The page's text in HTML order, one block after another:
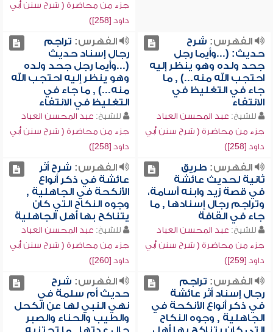
جزء من محاضرة ( شرح سنن أبي
داود [258])
الفهرس: شرح
حديث: (...وأيما رجل
جحد ولده وهو ينظر إليه
احتجب الله منه...) , ما
جاء في التغليظ في
الانتفاء
للشيخ: عبد المحسن العباد
جزء من محاضرة ( شرح سنن أبي
داود [258])
الفهرس: تراجم
رجال إسناد حديث
(...وأيما رجل جحد ولده
وهو ينظر إليه احتجب الله
منه...) , ما جاء في
التغليظ في الانتفاء
للشيخ: عبد المحسن العباد
جزء من محاضرة ( شرح سنن أبي
داود [258])
الفهرس: طريق
ثانية لحديث عائشة
في قصة زيد وابنه أسامة،
وتراجم رجال إسنادها , ما
جاء في القافة
للشيخ: عبد المحسن العباد
جزء من محاضرة ( شرح سنن أبي
داود [259])
الفهرس: شرح أثر
عائشة في ذكر أنواع
الأنكحة في الجاهلية ,
وجوه النكاح التي كان
يتناكح بها أهل الجاهلية
للشيخ: عبد المحسن العباد
جزء من محاضرة ( شرح سنن أبي
داود [260])
الفهرس: تراجم
رجال إسناد أثر عائشة
في ذكر أنواع الأنكحة في
الجاهلية , وجوه النكاح
الفهرس: شرح
حديث أم سلمة في
نهي النبي لها عن الكحل
والطيب والحناء والصبر